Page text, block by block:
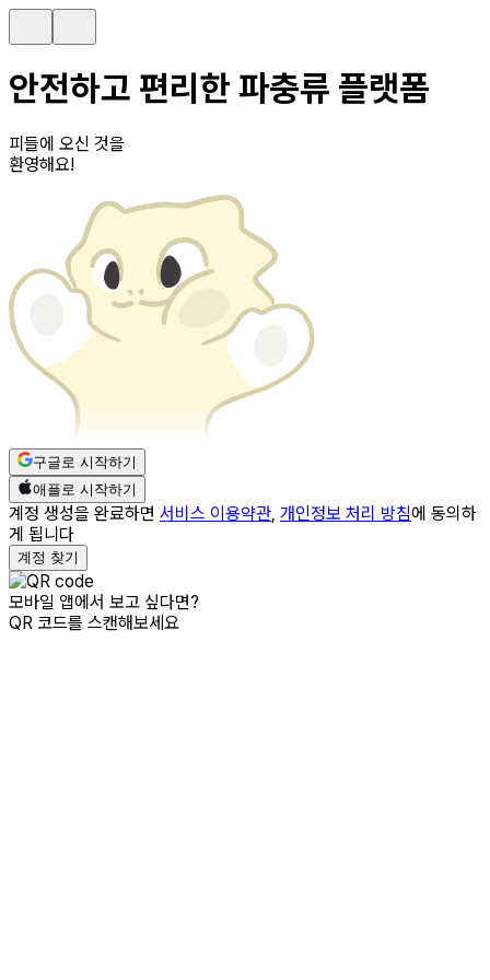
안전하고 편리한 파충류 플랫폼
피들에 오신 것을
환영해요!
구글로 시작하기
애플로 시작하기
계정 생성을 완료하면 서비스 이용약관, 개인정보 처리 방침에 동의하
게 됩니다
계정 찾기
모바일 앱에서 보고 싶다면?
QR 코드를 스캔해보세요